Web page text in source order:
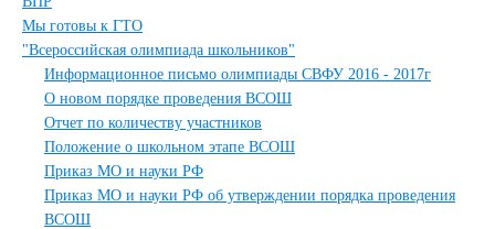
Мы готовы к ГТО
"Всероссийская олимпиада школьников"
Информационное письмо олимпиады СВФУ 2016 - 2017г
О новом порядке проведения ВСОШ
Отчет по количеству участников
Положение о школьном этапе ВСОШ
Приказ МО и науки РФ
Приказ МО и науки РФ об утверждении порядка проведения
ВСОШ